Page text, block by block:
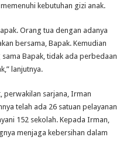
kebutuhan gizi anak.
Orang tua dengan adanya
bersama, Bapak. Kemudian
Bapak, tidak ada perbedaan
lanjutnya.
perwakilan sarjana, Irman
telah ada 26 satuan pelayanan
152 sekolah. Kepada Irman,
menjaga kebersihan dalam